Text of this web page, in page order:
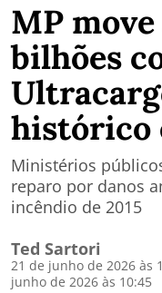
MP move
bilhões
histórico
Ministérios
reparo por danos
incêndio de 2015
Ted Sartori
21 de junho de 2026 às
junho de 2026 às 10:45